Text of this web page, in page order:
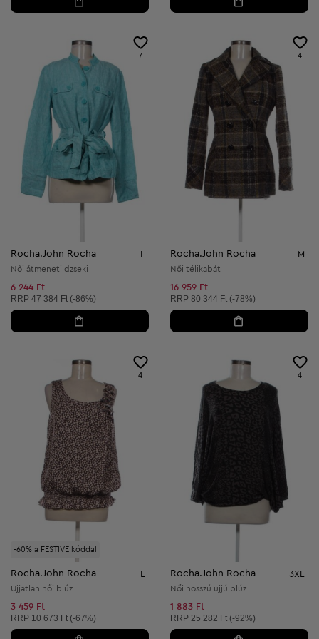
7
Rocha.John Rocha L
Női átmeneti dzseki
6 244 Ft
Ajánlott ár:
RRP 47 384 Ft (-86%)
4
Rocha.John Rocha M
Női télikabát
16 959 Ft
Ajánlott ár:
RRP 80 344 Ft (-78%)
-60% a FESTIVE kóddal
4
Rocha.John Rocha
Ujjatlan női blúz
3 459 Ft
Ajánlott ár:
RRP 10 673 Ft (-67%)
4
Rocha.John Rocha 3XL
Női hosszú ujjú blúz
1 883 Ft
Ajánlott ár:
RRP 25 282 Ft (-92%)